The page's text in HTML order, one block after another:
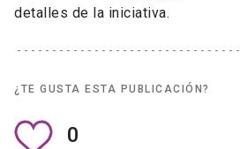
detalles de la iniciativa.
¿TE GUSTA ESTA PUBLICACIÓN?
0